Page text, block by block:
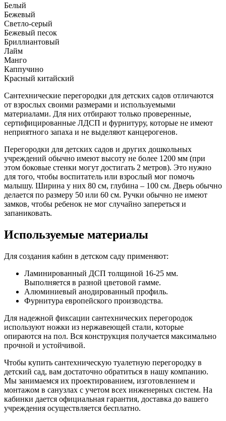
Белый
Бежевый
Светло-серый
Бежевый песок
Бриллиантовый
Лайм
Манго
Каппучино
Красный китайский
Сантехнические перегородки для детских садов отличаются
от взрослых своими размерами и используемыми
материалами. Для них отбирают только проверенные,
сертифицированные ЛДСП и фурнитуру, которые не имеют
неприятного запаха и не выделяют канцерогенов.
Перегородки для детских садов и других дошкольных
учреждений обычно имеют высоту не более 1200 мм (при
этом боковые стенки могут достигать 2 метров). Это нужно
для того, чтобы воспитатель или взрослый мог помочь
малышу. Ширина у них 80 см, глубина – 100 см. Дверь обычно
делается по размеру 50 или 60 см. Ручки обычно не имеют
замков, чтобы ребенок не мог случайно запереться и
запаниковать.
Используемые материалы
Для создания кабин в детском саду применяют:
Ламинированный ДСП толщиной 16-25 мм.
Выполняется в разной цветовой гамме.
Алюминиевый анодированный профиль.
Фурнитура европейского производства.
Для надежной фиксации сантехнических перегородок
используют ножки из нержавеющей стали, которые
опираются на пол. Вся конструкция получается максимально
прочной и устойчивой.
Чтобы купить сантехническую туалетную перегородку в
детский сад, вам достаточно обратиться в нашу компанию.
Мы занимаемся их проектированием, изготовлением и
монтажом в санузлах с учетом всех инженерных систем. На
кабинки дается официальная гарантия, доставка до вашего
учреждения осуществляется бесплатно.